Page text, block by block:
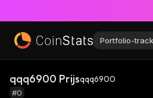
Portfolio-
qqq6900 Prijsqqq6900
#0